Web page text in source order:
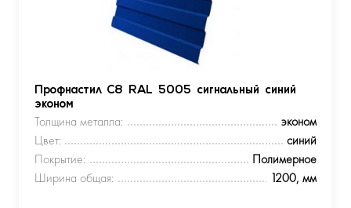
Профнастил С8 RAL 5005 сигнальный синий
эконом
Толщина металла:
эконом
Цвет:
синий
Покрытие:
Полимерное
Ширина общая:
1200, мм